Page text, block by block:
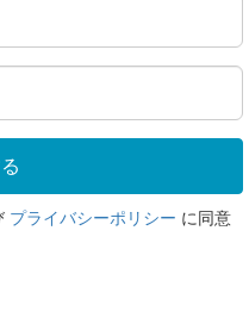
プライバシーポリシー に同意